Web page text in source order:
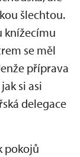
šlechtou.
knížecímu
se měl
příprava
si asi
delegace
pokojů